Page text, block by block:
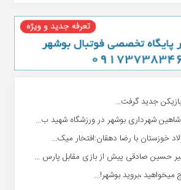
جدید گرفت...
شهردارى بوشهر در ورزشگاه شهید ب...
خوزستان با رضا دهقان:افتخار میک...
حسین صادقی پیش از بازی مقابل پارس ...
،بروید بوشهر!...